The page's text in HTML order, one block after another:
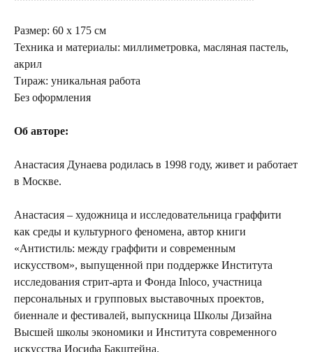
Размер: 60 х 175 см
Техника и материалы: миллиметровка, масляная пастель,
акрил
Тираж: уникальная работа
Без оформления
Об авторе:
Анастасия Дунаева родилась в 1998 году, живет и работает
в Москве.
Анастасия – художница и исследовательница граффити
как среды и культурного феномена, автор книги
«Антистиль: между граффити и современным
искусством», выпущенной при поддержке Института
исследования стрит-арта и Фонда Inloco, участница
персональных и групповых выставочных проектов,
биеннале и фестивалей, выпускница Школы Дизайна
Высшей школы экономики и Института современного
искусства Иосифа Бакштейна.